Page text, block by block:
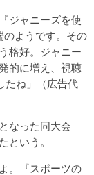
ジャニーズを使
のようです。その
格好。ジャニー
的に増え、視聴
たね」（広告代
なった同大会
という。
。『スポーツの